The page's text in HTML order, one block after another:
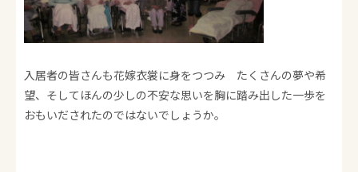
入居者の皆さんも花嫁衣裳に身をつつみ たくさんの夢や希
望、そしてほんの少しの不安な思いを胸に踏み出した一歩を
おもいだされたのではないでしょうか。